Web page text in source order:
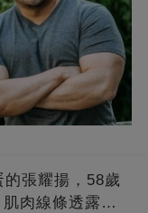
的張耀揚，58歲
肉線條透露了